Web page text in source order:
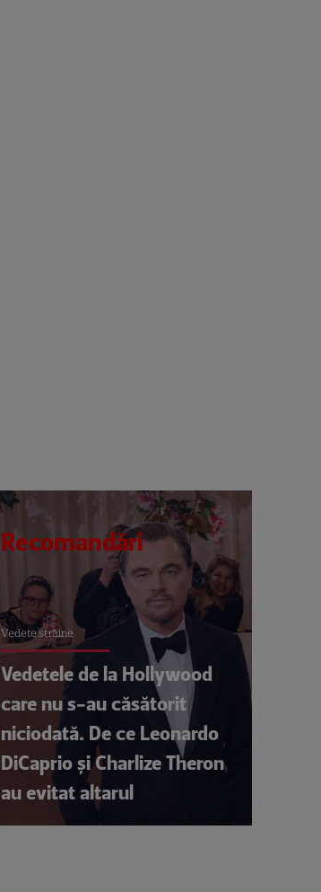
Recomandări
Vedete străine
Vedetele de la Hollywood
care nu s-au căsătorit
niciodată. De ce Leonardo
DiCaprio și Charlize Theron
au evitat altarul